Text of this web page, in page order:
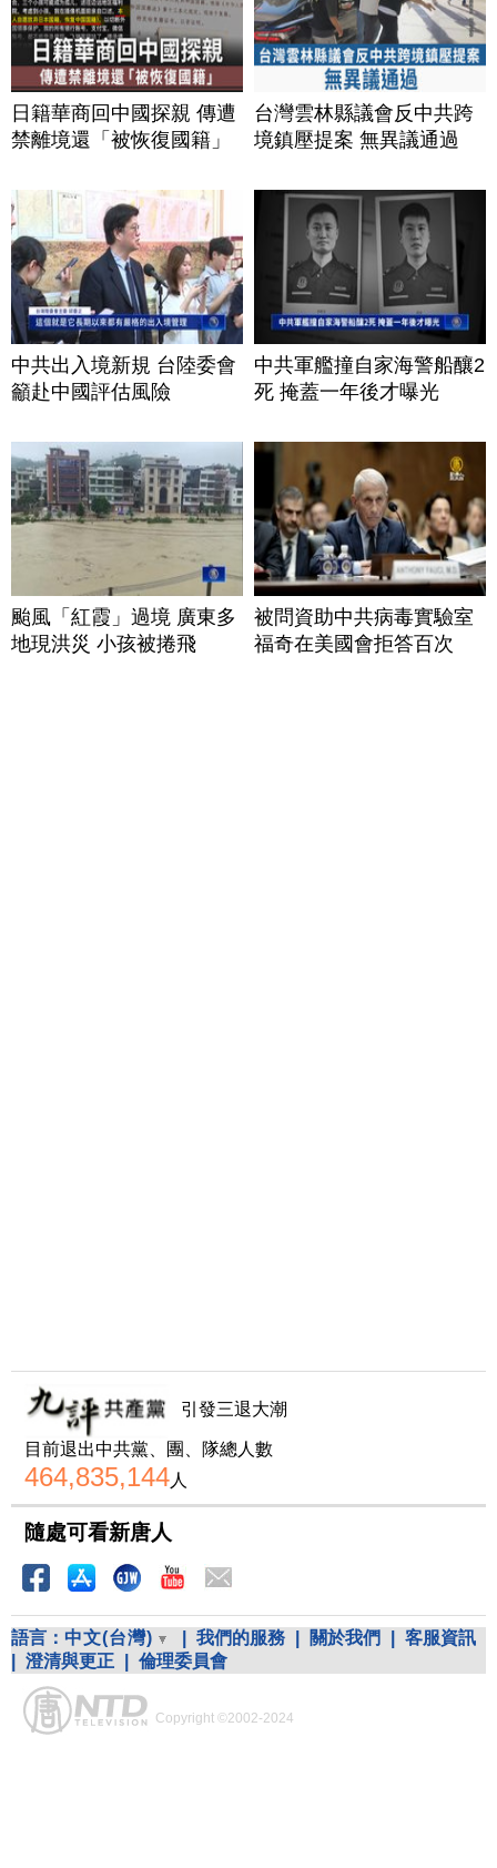
日籍華商回中國探親 傳遭
禁離境還「被恢復國籍」
台灣雲林縣議會反中共跨
境鎮壓提案 無異議通過
中共出入境新規 台陸委會
籲赴中國評估風險
中共軍艦撞自家海警船釀2
死 掩蓋一年後才曝光
颱風「紅霞」過境 廣東多
地現洪災 小孩被捲飛
被問資助中共病毒實驗室
福奇在美國會拒答百次
引發三退大潮
目前退出中共黨、團、隊總人數
464,835,144人
隨處可看新唐人
語言： 中文(台灣) 我們的服務 關於我們
客服資訊
澄清與更正 倫理委員會
Copyright ©2002-2024